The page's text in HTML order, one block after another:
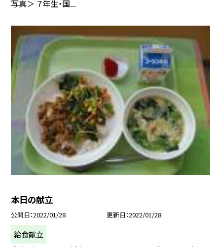
写真＞ ７年生・国...
本日の献立
公開日 2022/01/28 更新日 2022/01/28
給食献立